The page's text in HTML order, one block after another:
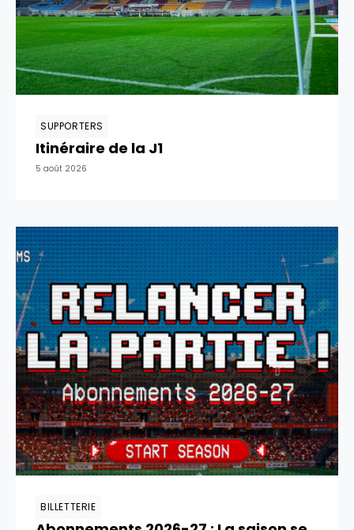
SUPPORTERS
Itinéraire de la J1
5 août 2026
BILLETTERIE